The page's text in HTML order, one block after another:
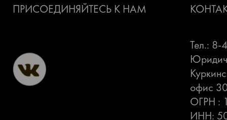
ПРИСОЕДИНЯЙТЕСЬ К НАМ
Тел.: 8-
офис
ОГРН :
ИНН: